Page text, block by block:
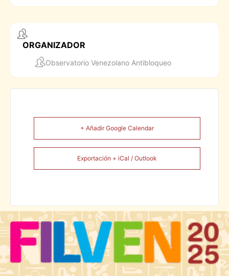
ORGANIZADOR
Observatorio Venezolano Antibloqueo
+ Añadir Google Calendar
Exportación + iCal / Outlook